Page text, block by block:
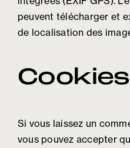
peuvent télécharger et
de localisation des
Cookies
Si vous laissez un
vous pouvez accepter